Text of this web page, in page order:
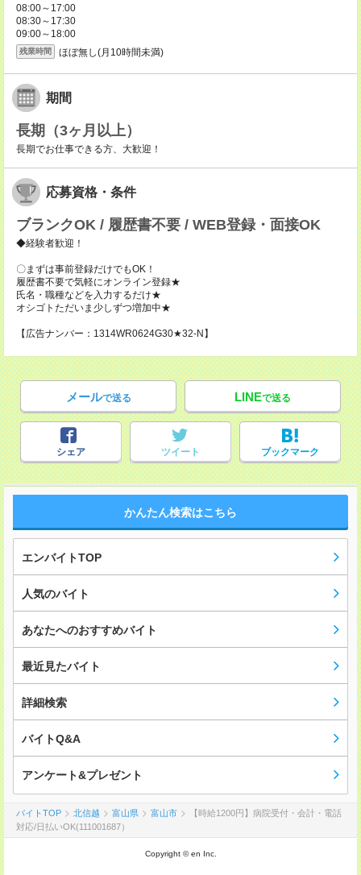
08:00～17:00
08:30～17:30
09:00～18:00
残業時間 ほぼ無し(月10時間未満)
期間
長期（3ヶ月以上）
長期でお仕事できる方、大歓迎！
応募資格・条件
ブランクOK / 履歴書不要 / WEB登録・面接OK
◆経験者歓迎！
〇まずは事前登録だけでもOK！
履歴書不要で気軽にオンライン登録★
氏名・職種などを入力するだけ★
オシゴトただいま少しずつ増加中★
【広告ナンバー：1314WR0624G30★32-N】
メールで送る LINEで送る
シェア ツイート ブックマーク
かんたん検索はこちら
エンバイトTOP
人気のバイト
あなたへのおすすめバイト
最近見たバイト
詳細検索
バイトQ&A
アンケート&プレゼント
バイトTOP 北信越 富山県 富山市
【時給1200円】病院受付・会計・電話
対応/日払いOK(111001687）
Copyright © en Inc.